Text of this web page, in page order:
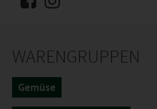
WARENGRUPPEN
Gemüse